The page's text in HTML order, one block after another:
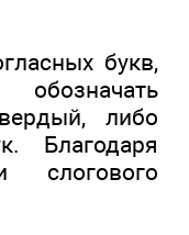
букв,
либо
Благодаря
слогового